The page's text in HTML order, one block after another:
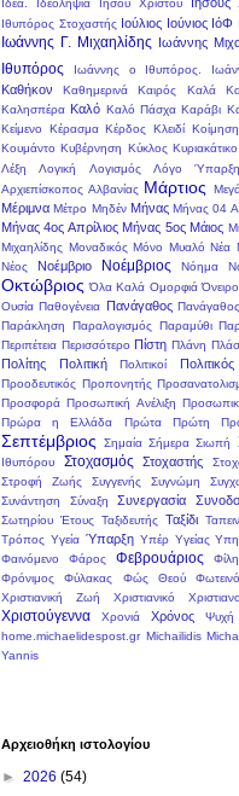
Ιδέα. Ιδεοληψία Ιησού Χριστού
Ιθυπόρος Στοχαστής Ιούλιος Ιούνιος ΙόΦ
Ιωάννης Γ. Μιχαηλίδης Ιωάννης
Ιθυπόρος
Ιωάννης ο Ιθυπόρος.
Καθήκον Καθημερινά Καιρός Καλά
Καλησπέρα Καλό Καλό Πάσχα Καράβι
Κείμενο
Κέρασμα Κέρδος Κλειδί Κοίμηση
Κουμάντο Κυβέρνηση Κύκλος Κυριακάτικο
Λέξη Λογική Λογισμός Λόγο
Αρχιεπίσκοπος Αλβανίας Μάρτιος
Μέριμνα Μέτρο Μηδέν Μήνας Μήνας 04
Μήνας 4ος Απρίλιος Μήνας 5ος Μάιος
Μιχαηλίδης Μοναδικός Μόνο Μυαλό Νέα
Νέος
Νοέμβριο Νοέμβριος Νόημα
Οκτώβριος Όλα Καλά Ομορφιά Όνειρο
Ουσία Παθογένεια Πανάγαθος
Παράκληση
Παραλογισμός Παραμύθι
Περιπέτεια Περισσότερο Πίστη Πλάνη
Πολίτης
Πολιτική Πολιτικοί Πολιτικός
Προοδευτικός Προπονητής
Προσφορά Προσωπική Ανέλιξη
Πρώρα η Ελλάδα
Πρώτα Πρώτη
Σεπτέμβριος Σημαία Σήμερα Σιωπή
Ιθυπόρου
Στοχασμός Στοχαστής
Στροφή Ζωής
Συγγενής Συγνώμη
Συνάντηση Σύναξη Συνεργασία
Σωτηρίου Έτους Ταξιδευτής Ταξίδι
Τρόπος Υγεία Ύπαρξη Υπέρ Υγείας
Φαινόμενο
Φάρος Φεβρουάριος Φίλη
Φρόνιμος
Φύλακας Φώς Θεού
Χριστιανική Ζωή
Χριστιανικό
Χριστούγεννα Χρονιά Χρόνος Ψυχή
home.michaelidespost.gr Michailidis
Yannis
Αρχειοθήκη ιστολογίου
► 2026 (54)